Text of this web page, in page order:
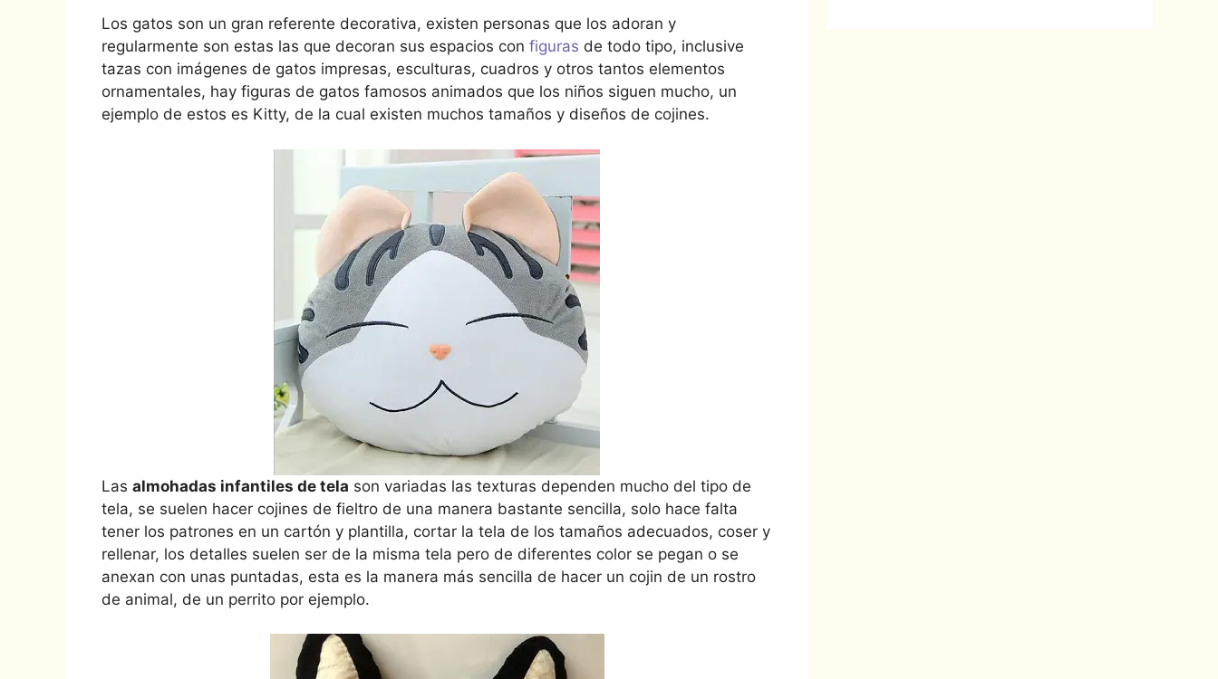
Los gatos son un gran referente decorativa, existen personas que los adoran y
regularmente son estas las que decoran sus espacios con figuras de todo tipo, inclusive
tazas con imágenes de gatos impresas, esculturas, cuadros y otros tantos elementos
ornamentales, hay figuras de gatos famosos animados que los niños siguen mucho, un
ejemplo de estos es Kitty, de la cual existen muchos tamaños y diseños de cojines.
Las almohadas infantiles de tela son variadas las texturas dependen mucho del tipo de
tela, se suelen hacer cojines de fieltro de una manera bastante sencilla, solo hace falta
tener los patrones en un cartón y plantilla, cortar la tela de los tamaños adecuados, coser y
rellenar, los detalles suelen ser de la misma tela pero de diferentes color se pegan o se
anexan con unas puntadas, esta es la manera más sencilla de hacer un cojin de un rostro
de animal, de un perrito por ejemplo.